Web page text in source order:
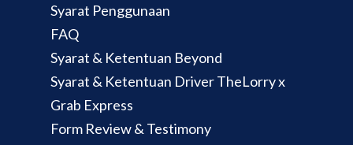
Syarat Penggunaan
FAQ
Syarat & Ketentuan Beyond
Syarat & Ketentuan Driver TheLorry x
Grab Express
Form Review & Testimony